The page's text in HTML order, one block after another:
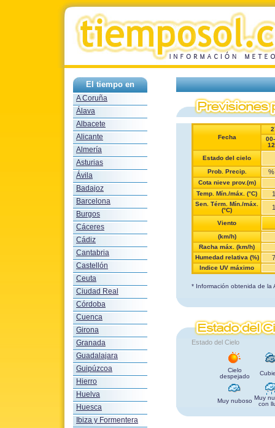
El tiempo en
A Coruña
Álava
Albacete
Alicante
Almería
Asturias
Ávila
Badajoz
Barcelona
Burgos
Cáceres
Cádiz
Cantabria
Castellón
Ceuta
Ciudad Real
Córdoba
Cuenca
Girona
Granada
Guadalajara
Guipúzcoa
Hierro
Huelva
Huesca
Ibiza y Formentera
Fecha
12
Estado del cielo
Prob. Precip.
%
Cota nieve prov.(m)
Temp. Mín./máx. (°C)
Sen. Térm. Mín./máx.
(°C)
Viento
(km/h)
Racha máx. (km/h)
Humedad relativa (%)
Indice UV máximo
* Información obtenida de la
Estado del Cielo
Cielo
despejado
Muy nuboso Muy
con